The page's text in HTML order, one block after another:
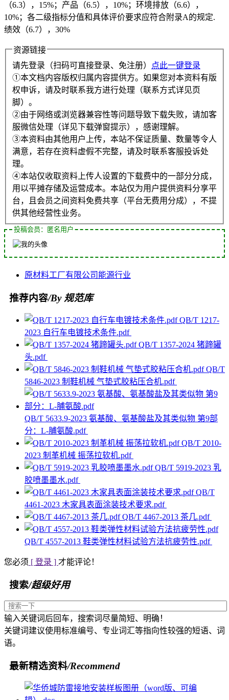
（6.3），15%；产品（6.5），10%；环境排放（6.6），
10%；各二级指标分值和具体评价要求应符合附录A的规定.
绩效（6.7），30%
资源链接
请先登录（扫码可直接登录、免注册）
点此一键登录
①本文档内容版权归属内容提供方。如果您对本资料有版
权申诉，请及时联系我方进行处理（联系方式详见页
脚）。
②由于网络或浏览器兼容性等问题导致下载失败，请加客
服微信处理（详见下载弹窗提示），感谢理解。
③本资料由其他用户上传，本站不保证质量、数量等令人
满意，若存在资料虚假不完整，请及时联系客服投诉处
理。
④本站仅收取资料上传人设置的下载费中的一部分分成，
用以平摊存储及运营成本。本站仅为用户提供资料分享平
台，且会员之间资料免费共享（平台无费用分成），不提
供其他经营性业务。
投稿会员：匿名用户
原材料工厂有限公司 能源行业
推荐内容/By 规范库
QB/T 1217-
2023 自行车电镀技术条件.pdf
QB/T 1357-2024 猪蹄罐
头.pdf
QB/T
5846-2023 制鞋机械 气垫式胶粘压合机.pdf
QB/T 5633.9-2023 氨基酸、氨基酸盐及其类似物 第9部
分：L-脯氨酸.pdf
QB/T 2010-
2023 制革机械 振荡拉软机.pdf
QB/T 5919-2023 乳
胶喷墨墨水.pdf
QB/T
4461-2023 木家具表面涂装技术要求.pdf
QB/T 4467-2013 茶几.pdf
QB/T 4557-2013 鞋类弹性材料试验方法抗疲劳性.pdf
您必须 [ 登录 ] 才能评论！
搜索/超级好用
输入关键词后回车，搜索词尽量简短、明确！
关键词建议使用标准编号、专业词汇等指向性较强的短语、词
语。
最新精选资料/Recommend